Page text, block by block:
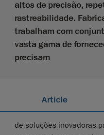
altos de precisão,
rastreabilidade.
trabalham com
vasta gama de
precisam
Article
de soluções inovadoras